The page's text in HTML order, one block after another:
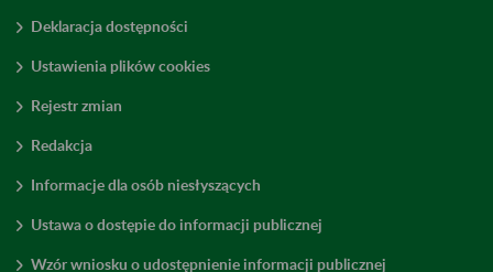
Deklaracja dostępności
Ustawienia plików cookies
Rejestr zmian
Redakcja
Informacje dla osób niesłyszących
Ustawa o dostępie do informacji publicznej
Wzór wniosku o udostępnienie informacji publicznej